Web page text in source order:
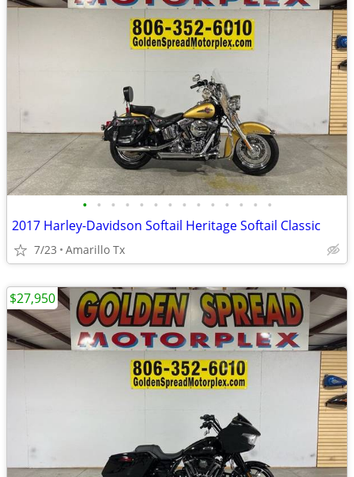
• • • • • • • • • • • • • •
2017 Harley-Davidson Softail Heritage Softail Classic
7/23 Amarillo Tx
$27,950